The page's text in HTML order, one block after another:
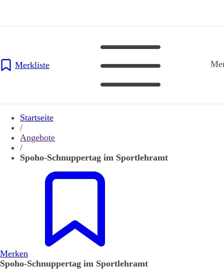
Merkliste
Startseite
/
Angebote
/
Spoho-Schnuppertag im Sportlehramt
Merken
Spoho-Schnuppertag im Sportlehramt